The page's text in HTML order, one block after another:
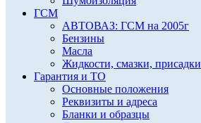
ГСМ
АВТОВАЗ: ГСМ на 2005г
Бензины
Масла
Жидкости, смазки, присадки
Гарантия и ТО
Основные положения
Реквизиты и адреса
Бланки и образцы